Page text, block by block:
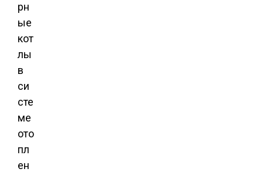
рн
ые
кот
лы
в
си
сте
ме
ото
пл
ен